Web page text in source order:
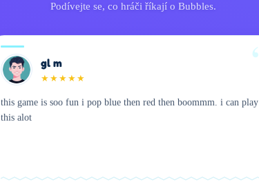
Podívejte se, co hráči říkají o Bubbles.
gl m
★ ★ ★ ★ ★
this game is soo fun i pop blue then red then boommm. i can play
this alot